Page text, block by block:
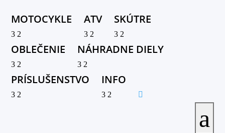
MOTOCYKLE
3 2
ATV
3 2
SKÚTRE
3 2
OBLEČENIE
3 2
NÁHRADNE DIELY
3 2
PRÍSLUŠENSTVO
3 2
INFO
3 2 
a